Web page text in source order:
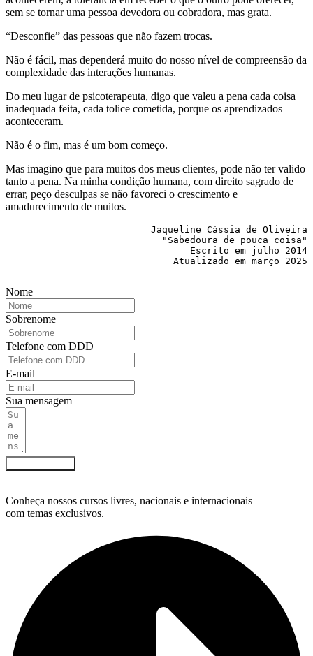
sem se tornar uma pessoa devedora ou cobradora, mas grata.
“Desconfie” das pessoas que não fazem trocas.
Não é fácil, mas dependerá muito do nosso nível de compreensão da
complexidade das interações humanas.
Do meu lugar de psicoterapeuta, digo que valeu a pena cada coisa
inadequada feita, cada tolice cometida, porque os aprendizados
aconteceram.
Não é o fim, mas é um bom começo.
Mas imagino que para muitos dos meus clientes, pode não ter valido
tanto a pena. Na minha condição humana, com direito sagrado de
errar, peço desculpas se não favoreci o crescimento e
amadurecimento de muitos.
Jaqueline Cássia de Oliveira
"Sabedoura de pouca coisa"
Escrito em julho 2014
Atualizado em março 2025
Nome
Sobrenome
Telefone com DDD
E-mail
Sua mensagem
Conheça nossos cursos livres, nacionais e internacionais
com temas exclusivos.